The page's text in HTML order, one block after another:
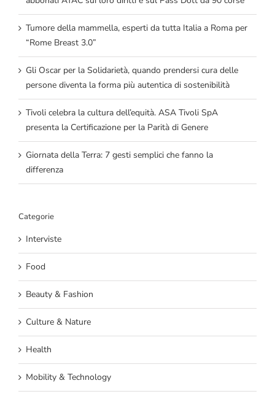
Tumore della mammella, esperti da tutta Italia a Roma per
“Rome Breast 3.0”
Gli Oscar per la Solidarietà, quando prendersi cura delle
persone diventa la forma più autentica di sostenibilità
Tivoli celebra la cultura dell’equità. ASA Tivoli SpA
presenta la Certificazione per la Parità di Genere
Giornata della Terra: 7 gesti semplici che fanno la
differenza
Categorie
Interviste
Food
Beauty & Fashion
Culture & Nature
Health
Mobility & Technology